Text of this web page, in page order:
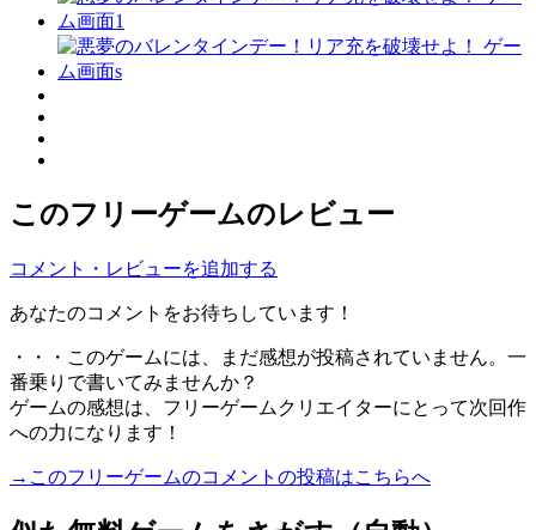
このフリーゲームのレビュー
コメント・レビューを追加する
あなたのコメントをお待ちしています！
・・・このゲームには、まだ感想が投稿されていません。一
番乗りで書いてみませんか？
ゲームの感想は、フリーゲームクリエイターにとって次回作
への力になります！
→このフリーゲームのコメントの投稿はこちらへ